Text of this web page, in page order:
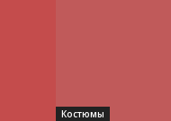
Костюмы